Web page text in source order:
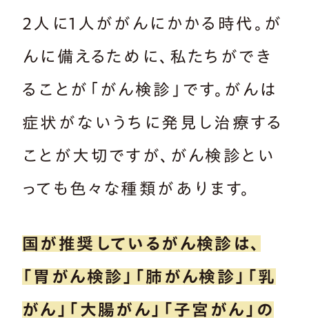
2人に1人ががんにかかる時代。が
んに備えるために、私たちができ
ることが「がん検診」です。がんは
症状がないうちに発見し治療する
ことが大切ですが、がん検診とい
っても色々な種類があります。
国が推奨しているがん検診は、
「胃がん検診」「肺がん検診」「乳
がん」「大腸がん」「子宮がん」の